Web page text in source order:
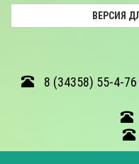
ВЕРСИЯ
8 (34358) 55-4-